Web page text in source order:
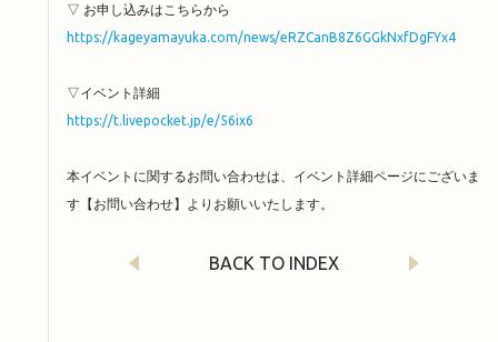
▽ お申し込みはこちらから
https://kageyamayuka.com/news/eRZCanB8Z6GGkNxfDgFYx4
▽イベント詳細
https://t.livepocket.jp/e/56ix6
本イベントに関するお問い合わせは、イベント詳細ページにございま
す【お問い合わせ】よりお願いいたします。
BACK TO INDEX